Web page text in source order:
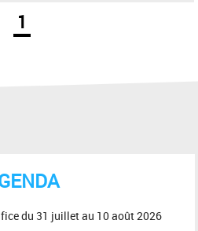
1
du 31 juillet au 10 août 2026